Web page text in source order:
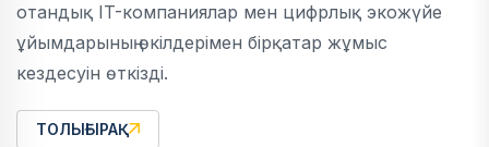
отандық IT-компаниялар мен цифрлық экожүйе
ұйымдарының өкілдерімен бірқатар жұмыс
кездесуін өткізді.
ТОЛЫҒЫРАҚ